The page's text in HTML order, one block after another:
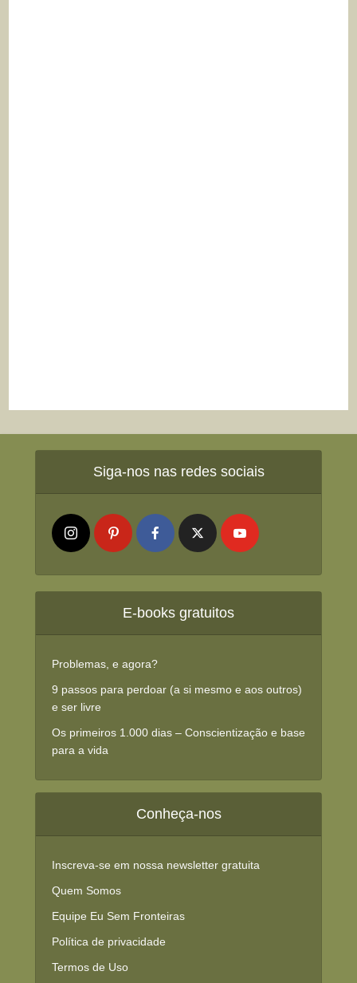
Siga-nos nas redes sociais
E-books gratuitos
Problemas, e agora?
9 passos para perdoar (a si mesmo e aos outros)
e ser livre
Os primeiros 1.000 dias – Conscientização e base
para a vida
Conheça-nos
Inscreva-se em nossa newsletter gratuita
Quem Somos
Equipe Eu Sem Fronteiras
Política de privacidade
Termos de Uso